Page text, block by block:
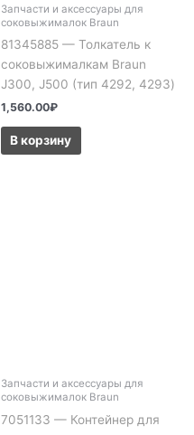
Запчасти и аксессуары для
соковыжималок Braun
81345885 — Толкатель к
соковыжималкам Braun
J300, J500 (тип 4292, 4293)
1,560.00₽
В корзину
Запчасти и аксессуары для
соковыжималок Braun
7051133 — Контейнер для